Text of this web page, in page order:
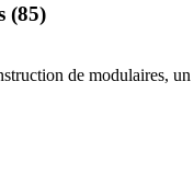
(85)
de modulaires, un